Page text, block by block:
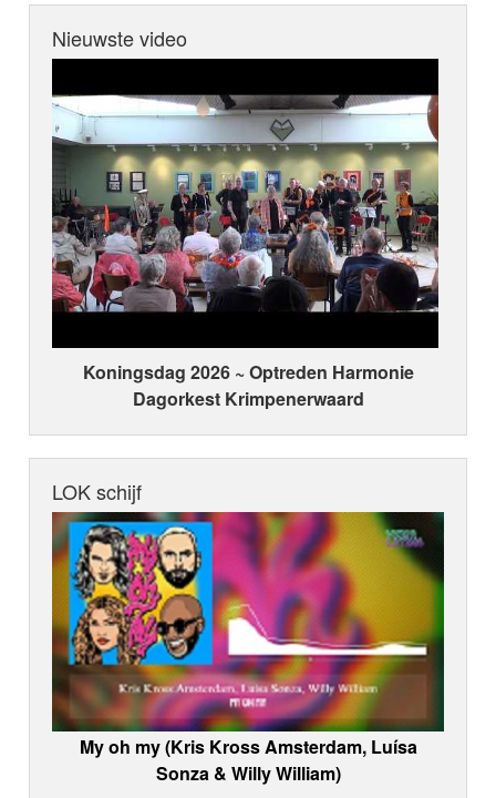
Nieuwste video
Koningsdag 2026 ~ Optreden Harmonie
Dagorkest Krimpenerwaard
LOK schijf
My oh my (Kris Kross Amsterdam, Luísa
Sonza & Willy William)